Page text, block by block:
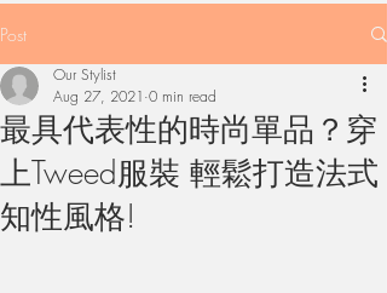
Post
最具代表性的時尚單品？穿
上Tweed服裝 輕鬆打造法式
知性風格!
Our Stylist
Aug 27, 2021 0 min read